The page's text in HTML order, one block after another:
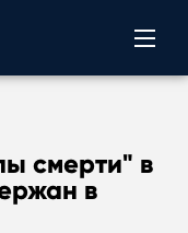
смерти" в
в